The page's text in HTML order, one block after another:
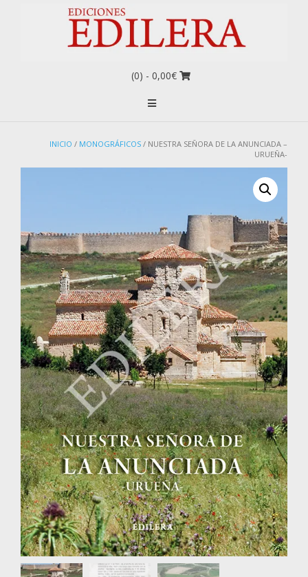
(0) - 0,00€
INICIO / MONOGRÁFICOS / NUESTRA SEÑORA DE LA ANUNCIADA –
URUEÑA-